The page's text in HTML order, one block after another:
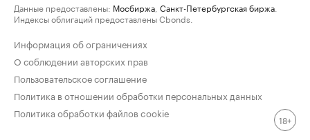
Данные предоставлены: Мосбиржа Санкт-Петербургская биржа
Индексы облигаций предоставлены Cbonds.
Информация об ограничениях
О соблюдении авторских прав
Пользовательское соглашение
Политика в отношении обработки персональных данных
Политика обработки файлов cookie
18+